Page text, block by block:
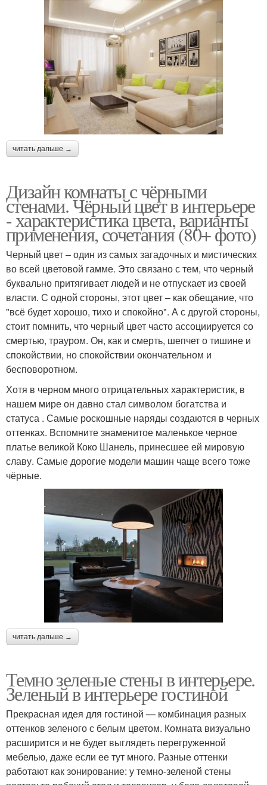
читать дальше →
Дизайн комнаты с чёрными
стенами. Чёрный цвет в интерьере
- характеристика цвета, варианты
применения, сочетания (80+ фото)
Черный цвет – один из самых загадочных и мистических
во всей цветовой гамме. Это связано с тем, что черный
буквально притягивает людей и не отпускает из своей
власти. С одной стороны, этот цвет – как обещание, что
"всё будет хорошо, тихо и спокойно". А с другой стороны,
стоит помнить, что черный цвет часто ассоциируется со
смертью, трауром. Он, как и смерть, шепчет о тишине и
спокойствии, но спокойствии окончательном и
бесповоротном.
Хотя в черном много отрицательных характеристик, в
нашем мире он давно стал символом богатства и
статуса . Самые роскошные наряды создаются в черных
оттенках. Вспомните знаменитое маленькое черное
платье великой Коко Шанель, принесшее ей мировую
славу. Самые дорогие модели машин чаще всего тоже
чёрные.
читать дальше →
Темно зеленые стены в интерьере.
Зеленый в интерьере гостиной
Прекрасная идея для гостиной — комбинация разных
оттенков зеленого с белым цветом. Комната визуально
расширится и не будет выглядеть перегруженной
мебелью, даже если ее тут много. Разные оттенки
работают как зонирование: у темно-зеленой стены